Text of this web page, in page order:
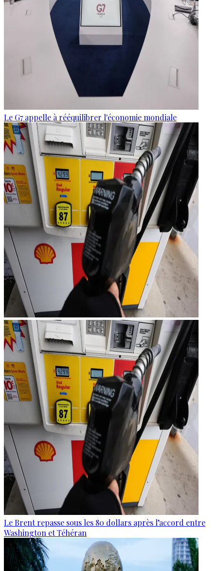
Le G7 appelle à rééquilibrer l'économie mondiale
Le Brent repasse sous les 80 dollars après l’accord entre
Washington et Téhéran